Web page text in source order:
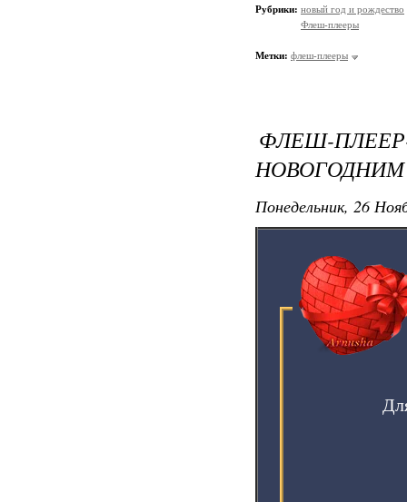
Рубрики: новый год и рождество
Флеш-плееры
Метки: флеш-плееры
ФЛЕШ-
Понедельник, 26